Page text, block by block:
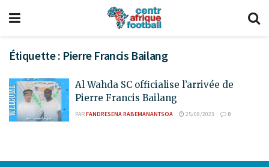
Étiquette : Pierre Francis Bailang
Al Wahda SC officialise l’arrivée de
Pierre Francis Bailang
PARFANDRESENA RABEMANANTSOA 25/08/2023 0